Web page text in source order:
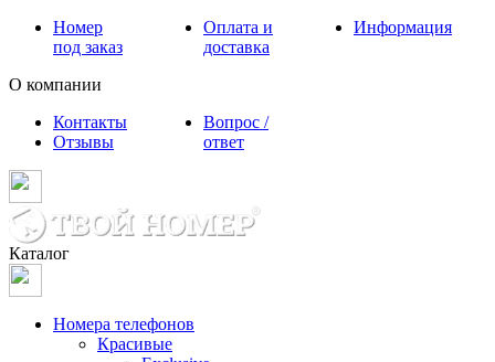
Номер
под заказ
Оплата и
доставка
Информация
О компании
Контакты
Отзывы
Вопрос /
ответ
Каталог
Номера телефонов
Красивые